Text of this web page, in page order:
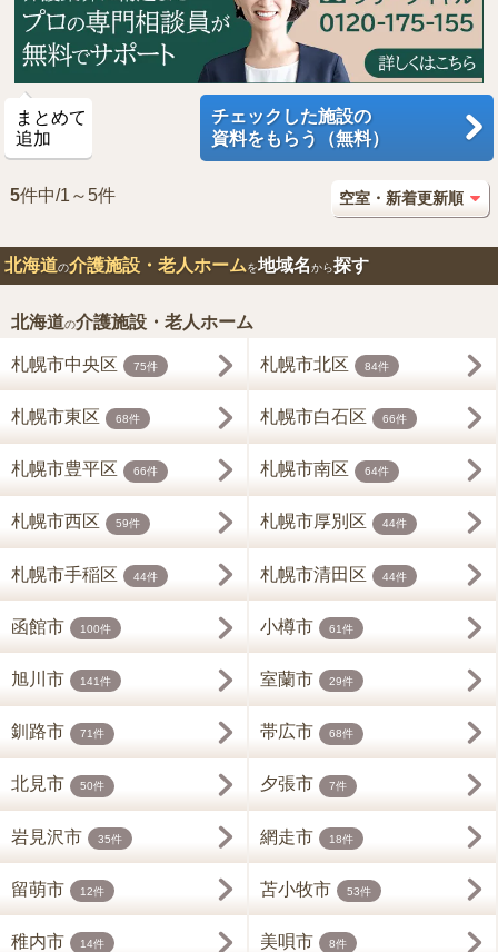
まとめて
追加
チェックした施設の
資料をもらう（無料）
5件中/1～5件
北海道の介護施設・老人ホームを地域名から探す
北海道の介護施設・老人ホーム
札幌市中央区 75件 札幌市北区 84件
札幌市東区 68件 札幌市白石区 66件
札幌市豊平区 66件 札幌市南区 64件
札幌市西区 59件 札幌市厚別区 44件
札幌市手稲区 44件 札幌市清田区 44件
函館市 100件 小樽市 61件
旭川市 141件 室蘭市 29件
釧路市 71件 帯広市 68件
北見市 50件 夕張市 7件
岩見沢市 35件 網走市 18件
留萌市 12件 苫小牧市 53件
稚内市 14件 美唄市 8件